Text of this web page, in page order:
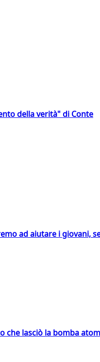
della verità" di Conte
ad aiutare i giovani,
che lasciò la bomba